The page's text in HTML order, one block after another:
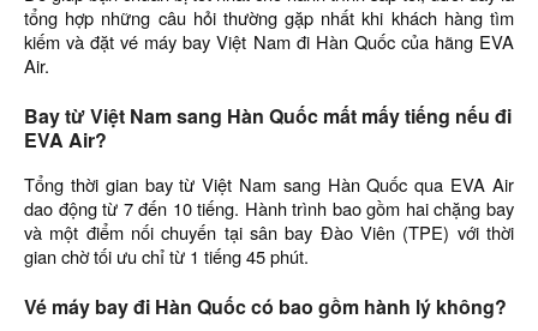
tổng hợp những câu hỏi thường gặp nhất khi khách hàng tìm
kiếm và đặt vé máy bay Việt Nam đi Hàn Quốc của hãng EVA
Air.
Bay từ Việt Nam sang Hàn Quốc mất mấy tiếng nếu đi
EVA Air?
Tổng thời gian bay từ Việt Nam sang Hàn Quốc qua EVA Air
dao động từ 7 đến 10 tiếng. Hành trình bao gồm hai chặng bay
và một điểm nối chuyến tại sân bay Đào Viên (TPE) với thời
gian chờ tối ưu chỉ từ 1 tiếng 45 phút.
Vé máy bay đi Hàn Quốc có bao gồm hành lý không?